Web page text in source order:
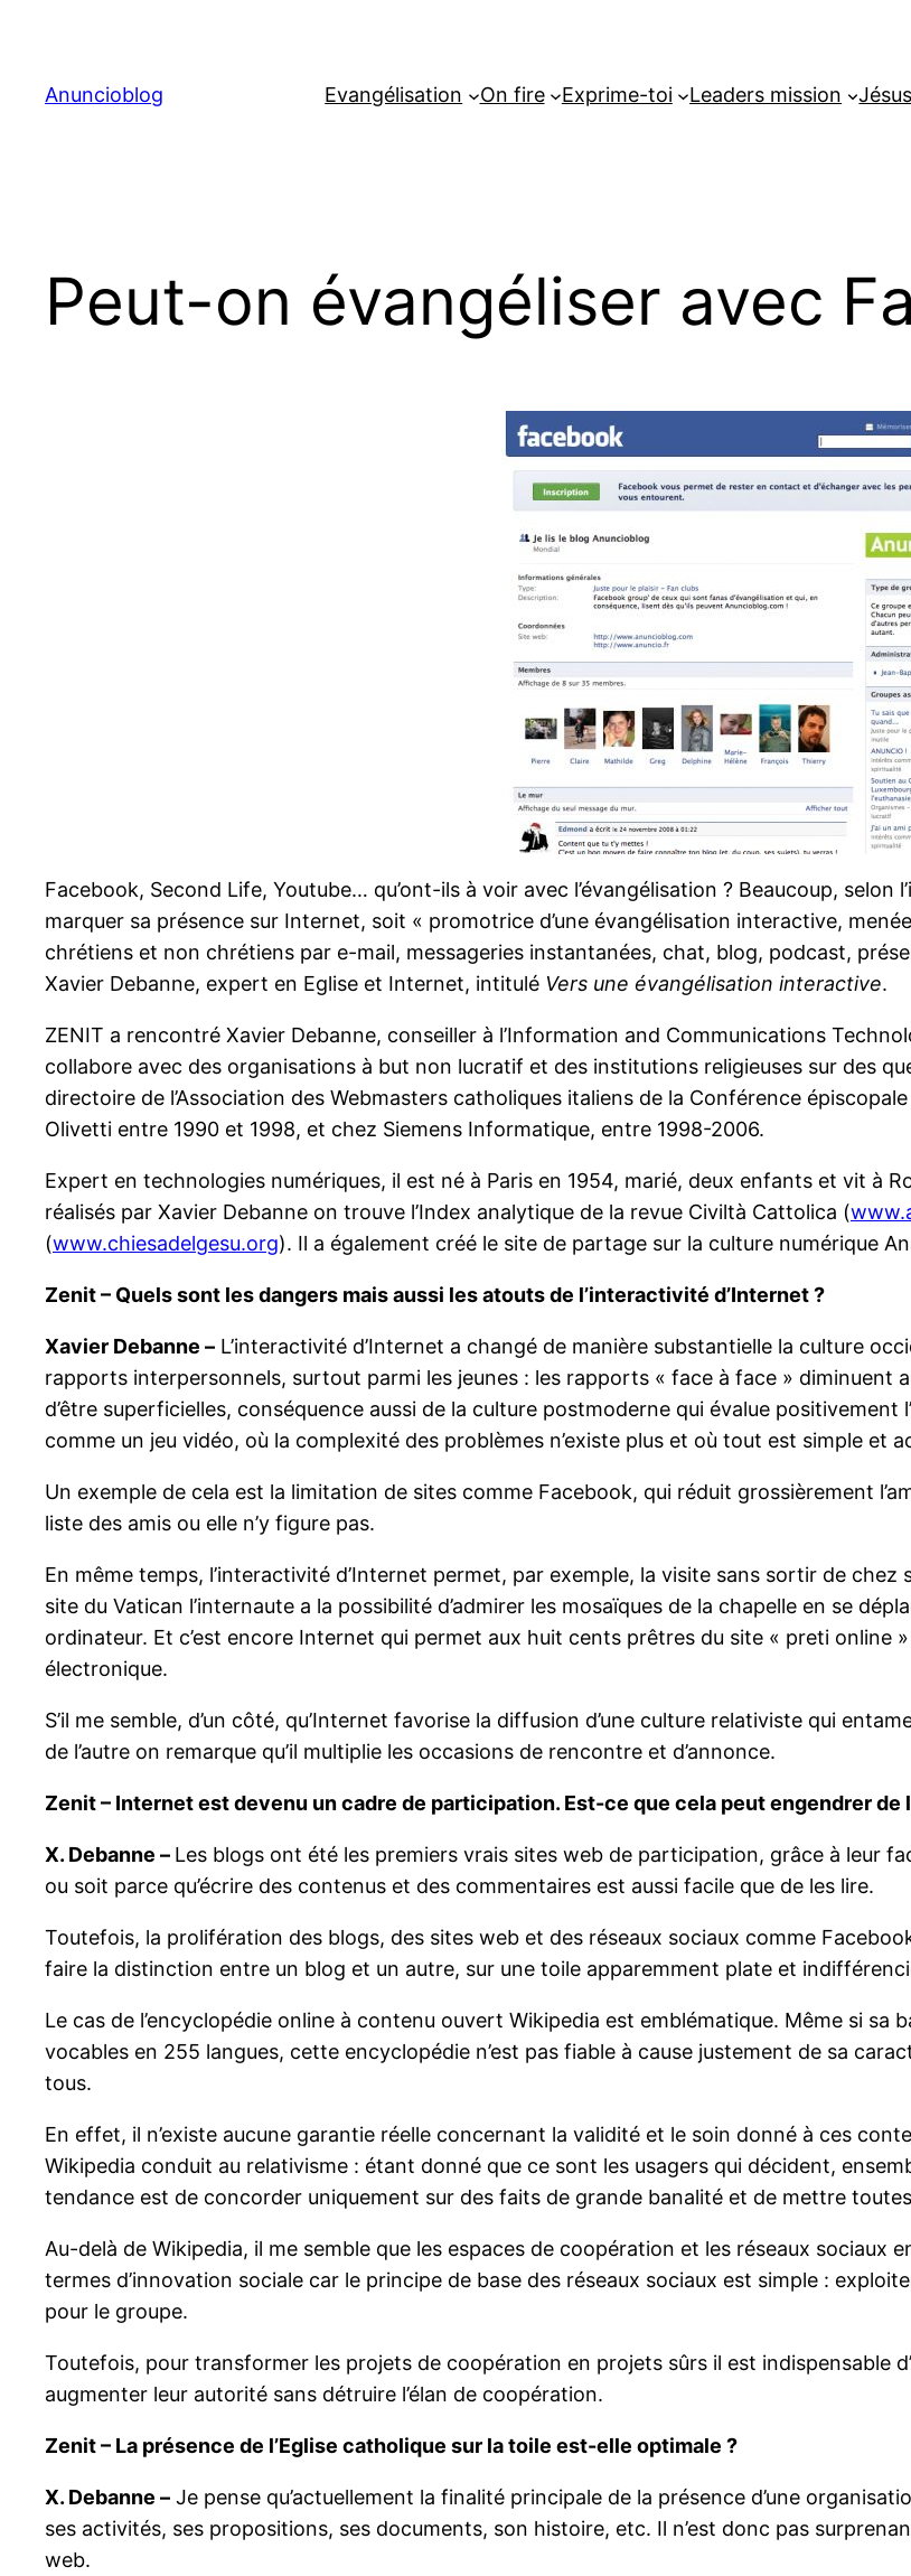
contenu
Anuncioblog Evangélisation On fire Exprime-toi Leaders mission
Peut-on évangéliser avec
Facebook, Second Life, Youtube… qu’ont-ils à voir avec l’évangélisation ? Beaucoup, selon
marquer sa présence sur Internet, soit « promotrice d’une évangélisation interactive,
chrétiens et non chrétiens par e-mail, messageries instantanées, chat, blog, podcast,
Xavier Debanne, expert en Eglise et Internet, intitulé Vers une évangélisation interactive.
ZENIT a rencontré Xavier Debanne, conseiller à l’Information and Communications
collabore avec des organisations à but non lucratif et des institutions religieuses sur des
directoire de l’Association des Webmasters catholiques italiens de la Conférence
Olivetti entre 1990 et 1998, et chez Siemens Informatique, entre 1998-2006.
Expert en technologies numériques, il est né à Paris en 1954, marié, deux enfants et vit à
réalisés par Xavier Debanne on trouve l’Index analytique de la revue Civiltà Cattolica (
(www.chiesadelgesu.org). Il a également créé le site de partage sur la culture numérique
Zenit – Quels sont les dangers mais aussi les atouts de l’interactivité d’Internet ?
Xavier Debanne – L’interactivité d’Internet a changé de manière substantielle la culture
rapports interpersonnels, surtout parmi les jeunes : les rapports « face à face »
d’être superficielles, conséquence aussi de la culture postmoderne qui évalue
comme un jeu vidéo, où la complexité des problèmes n’existe plus et où tout est simple et
Un exemple de cela est la limitation de sites comme Facebook, qui réduit grossièrement
liste des amis ou elle n’y figure pas.
En même temps, l’interactivité d’Internet permet, par exemple, la visite sans sortir de
site du Vatican l’internaute a la possibilité d’admirer les mosaïques de la chapelle en se
ordinateur. Et c’est encore Internet qui permet aux huit cents prêtres du site « preti
électronique.
S’il me semble, d’un côté, qu’Internet favorise la diffusion d’une culture relativiste qui
de l’autre on remarque qu’il multiplie les occasions de rencontre et d’annonce.
Zenit – Internet est devenu un cadre de participation. Est-ce que cela peut engendrer de
X. Debanne – Les blogs ont été les premiers vrais sites web de participation, grâce à leur
ou soit parce qu’écrire des contenus et des commentaires est aussi facile que de les lire.
Toutefois, la prolifération des blogs, des sites web et des réseaux sociaux comme
faire la distinction entre un blog et un autre, sur une toile apparemment plate et
Le cas de l’encyclopédie online à contenu ouvert Wikipedia est emblématique. Même si sa
vocables en 255 langues, cette encyclopédie n’est pas fiable à cause justement de sa
tous.
En effet, il n’existe aucune garantie réelle concernant la validité et le soin donné à ces
Wikipedia conduit au relativisme : étant donné que ce sont les usagers qui décident,
tendance est de concorder uniquement sur des faits de grande banalité et de mettre
Au-delà de Wikipedia, il me semble que les espaces de coopération et les réseaux sociaux
termes d’innovation sociale car le principe de base des réseaux sociaux est simple :
pour le groupe.
Toutefois, pour transformer les projets de coopération en projets sûrs il est indispensable
augmenter leur autorité sans détruire l’élan de coopération.
Zenit – La présence de l’Eglise catholique sur la toile est-elle optimale ?
X. Debanne – Je pense qu’actuellement la finalité principale de la présence d’une
ses activités, ses propositions, ses documents, son histoire, etc. Il n’est donc pas
web.